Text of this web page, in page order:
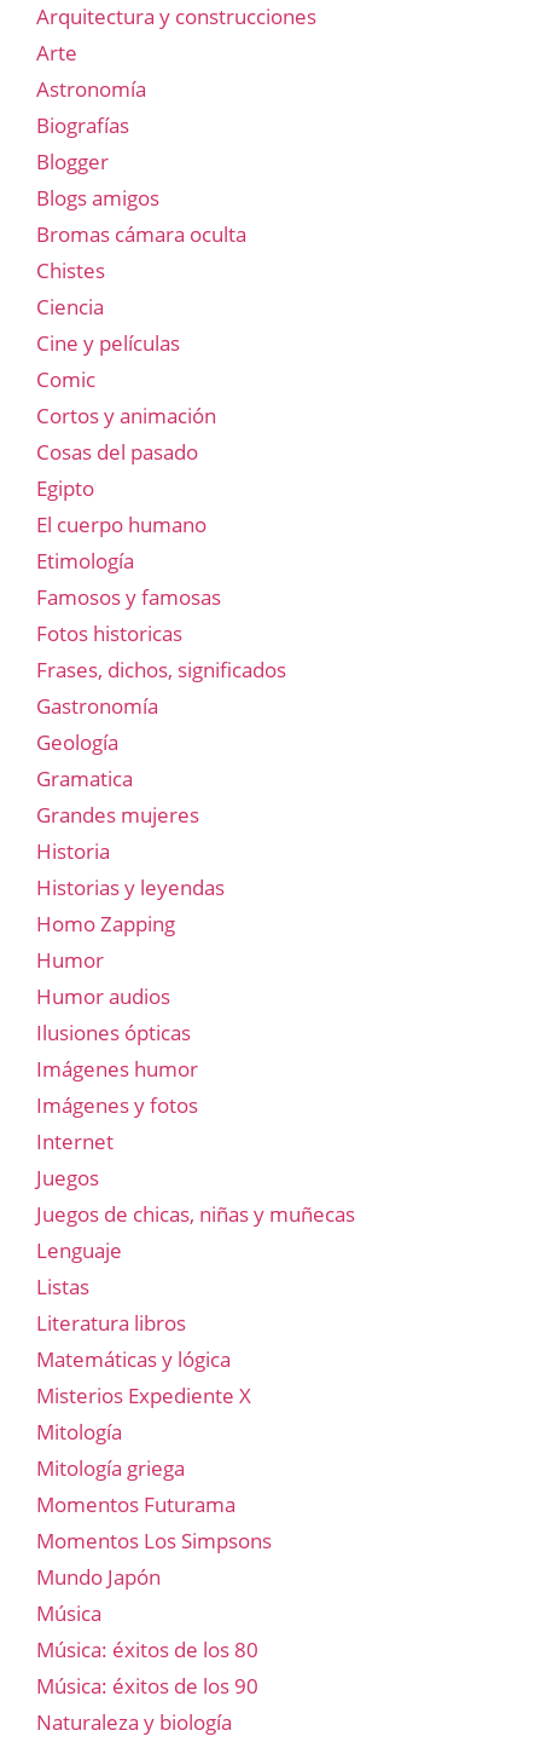
Arquitectura y construcciones
Arte
Astronomía
Biografías
Blogger
Blogs amigos
Bromas cámara oculta
Chistes
Ciencia
Cine y películas
Comic
Cortos y animación
Cosas del pasado
Egipto
El cuerpo humano
Etimología
Famosos y famosas
Fotos historicas
Frases, dichos, significados
Gastronomía
Geología
Gramatica
Grandes mujeres
Historia
Historias y leyendas
Homo Zapping
Humor
Humor audios
Ilusiones ópticas
Imágenes humor
Imágenes y fotos
Internet
Juegos
Juegos de chicas, niñas y muñecas
Lenguaje
Listas
Literatura libros
Matemáticas y lógica
Misterios Expediente X
Mitología
Mitología griega
Momentos Futurama
Momentos Los Simpsons
Mundo Japón
Música
Música: éxitos de los 80
Música: éxitos de los 90
Naturaleza y biología